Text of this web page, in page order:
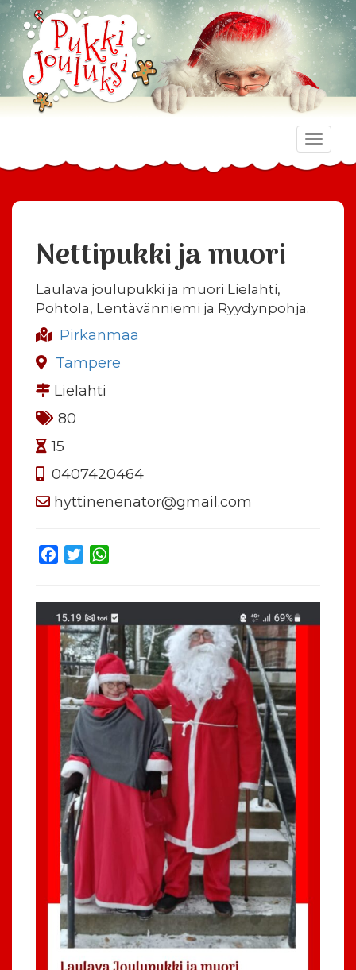
Toggle
Nettipukki ja muori
Laulava joulupukki ja muori Lielahti,
Pohtola, Lentävänniemi ja Ryydynpohja.
Pirkanmaa
Tampere
Lielahti
80
15
0407420464
hyttinenenator@gmail.com
Facebook
Twitter